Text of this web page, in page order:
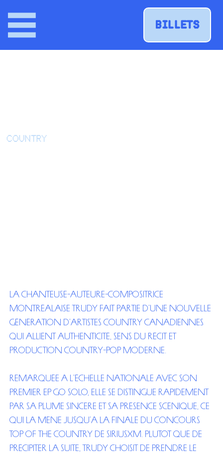
BILLETS
La chanteuse-auteure-compositrice
montréalaise Trudy fait partie d’une nouvelle
génération d’artistes country canadiennes
qui allient authenticité, sens du récit et
production country-pop moderne.
Remarquée à l’échelle nationale avec son
premier EP Go Solo, elle se distingue rapidement
par sa plume sincère et sa présence scénique, ce
qui la mène jusqu’à la finale du concours
Top of the Country de SiriusXM. Plutôt que de
précipiter la suite, Trudy choisit de prendre le
COUNTRY